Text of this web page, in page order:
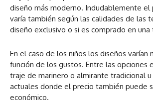
diseño más moderno. Indudablemente
varía también según las calidades de las
diseño exclusivo o si es comprado en una
En el caso de los niños los diseños varían
función de los gustos. Entre las opciones
traje de marinero o almirante tradicional u
actuales donde el precio también puede
económico.